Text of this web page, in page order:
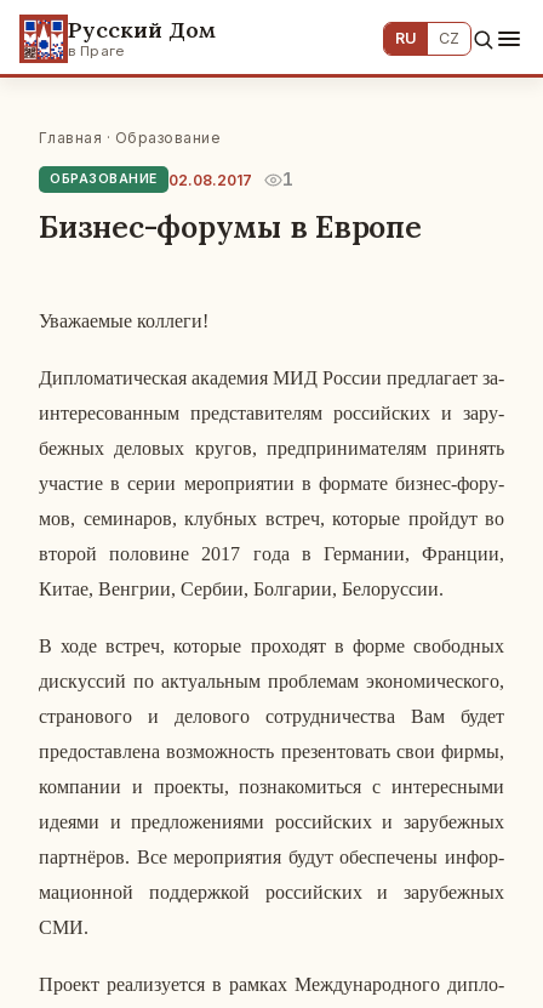
Русский Дом
в Праге
RU CZ
Главная · Образование
ОБРАЗОВАНИЕ 02.08.2017 1
Бизнес-форумы в Европе
Ува­жа­е­мые кол­ле­ги!
Ди­пло­ма­ти­че­ская ака­де­мия МИД России пред­ла­га­ет за­
ин­те­ре­со­ван­ным пред­ста­ви­те­лям рос­сий­ских и за­ру­
беж­ных де­ло­вых кругов, пред­при­ни­ма­те­лям при­нять
уча­стие в серии ме­ро­при­я­тии в фор­ма­те бизнес-фо­ру­
мов, се­ми­на­ров, клуб­ных встреч, ко­то­рые прой­дут во
второй по­ло­вине 2017 года в Гер­ма­нии, Фран­ции,
Китае, Вен­грии, Сербии, Бол­га­рии, Бе­ло­рус­сии.
В ходе встреч, ко­то­рые про­хо­дят в форме сво­бод­ных
дис­кус­сий по ак­ту­аль­ным про­бле­мам эко­но­ми­че­ско­го,
стра­но­во­го и де­ло­во­го со­труд­ни­че­ства Вам будет
предо­став­ле­на воз­мож­ность пре­зен­то­вать свои фирмы,
ком­па­нии и про­ек­ты, по­зна­ко­мить­ся с ин­те­рес­ны­ми
идеями и пред­ло­же­ни­я­ми рос­сий­ских и за­ру­беж­ных
парт­нё­ров. Все ме­ро­при­я­тия будут обес­пе­че­ны ин­фор­
ма­ци­он­ной под­держ­кой рос­сий­ских и за­ру­беж­ных
СМИ.
Проект ре­а­ли­зу­ет­ся в рамках Меж­ду­на­род­но­го ди­пло­